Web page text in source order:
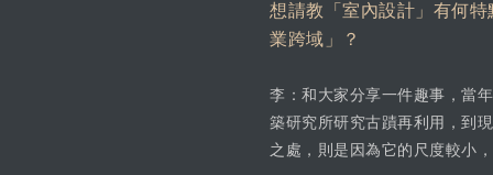
想請教「室內設計」有何
業跨域」？
李：和大家分享一件趣事，當
築研究所研究古蹟再利用，到
之處，則是因為它的尺度較小